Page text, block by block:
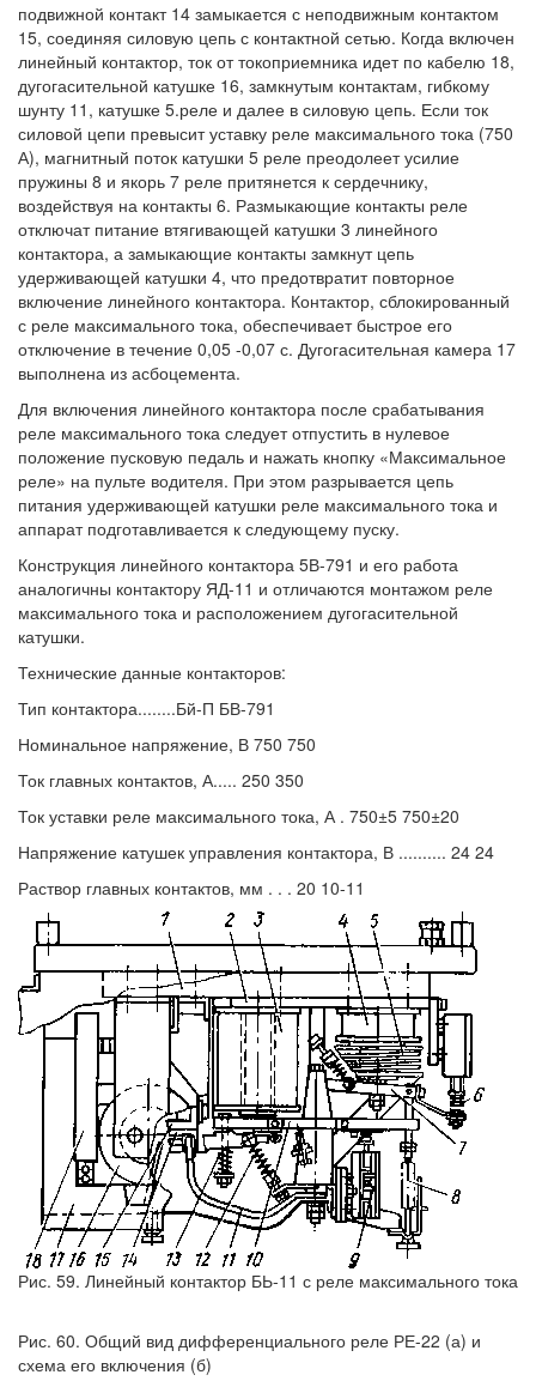
подвижной контакт 14 замыкается с неподвижным контактом
15, соединяя силовую цепь с контактной сетью. Когда включен
линейный контактор, ток от токоприемника идет по кабелю 18,
дугогасительной катушке 16, замкнутым контактам, гибкому
шунту 11, катушке 5.реле и далее в силовую цепь. Если ток
силовой цепи превысит уставку реле максимального тока (750
А), магнитный поток катушки 5 реле преодолеет усилие
пружины 8 и якорь 7 реле притянется к сердечнику,
воздействуя на контакты 6. Размыкающие контакты реле
отключат питание втягивающей катушки 3 линейного
контактора, а замыкающие контакты замкнут цепь
удерживающей катушки 4, что предотвратит повторное
включение линейного контактора. Контактор, сблокированный
с реле максимального тока, обеспечивает быстрое его
отключение в течение 0,05 -0,07 с. Дугогасительная камера 17
выполнена из асбоцемента.
Для включения линейного контактора после срабатывания
реле максимального тока следует отпустить в нулевое
положение пусковую педаль и нажать кнопку «Максимальное
реле» на пульте водителя. При этом разрывается цепь
питания удерживающей катушки реле максимального тока и
аппарат подготавливается к следующему пуску.
Конструкция линейного контактора 5В-791 и его работа
аналогичны контактору ЯД-11 и отличаются монтажом реле
максимального тока и расположением дугогасительной
катушки.
Технические данные контакторов:
Тип контактора........Бй-П БВ-791
Номинальное напряжение, В 750 750
Ток главных контактов, А..... 250 350
Ток уставки реле максимального тока, А . 750±5 750±20
Напряжение катушек управления контактора, В .......... 24 24
Раствор главных контактов, мм . . . 20 10-11
Рис. 59. Линейный контактор БЬ-11 с реле максимального тока
Рис. 60. Общий вид дифференциального реле РЕ-22 (а) и
схема его включения (б)